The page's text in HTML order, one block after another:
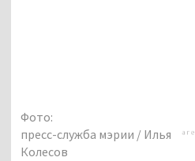
Фото:
пресс-служба мэрии / Илья
Колесов